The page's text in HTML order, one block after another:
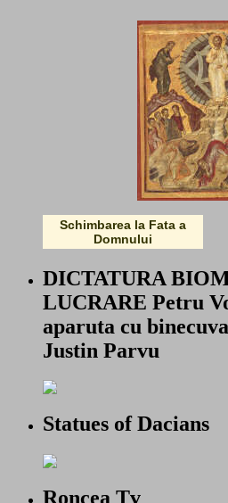
Schimbarea la Fata a
Domnului
DICTATURA
LUCRARE Petru
aparuta cu
Justin Parvu
Statues of Dacians
Roncea Tv